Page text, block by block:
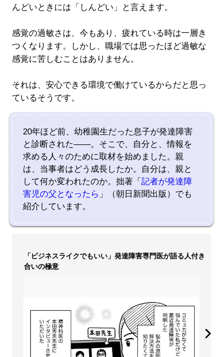
んどいときには「しんどい」と言えます。
感覚の過敏さは、今もあり、疲れている時は一層き
つくなります。しかし、職場では思ったほど過敏な
感覚に苦しむことはありません。
それは、安心できる環境で働けているからだと思っ
ているそうです。
20年ほど前、幼稚園生だった息子が発達障害
と診断された――。そこで、自分と、情報を
求める人々のために取材を始めました。親
は、当事者はどう成長したか。自分は、親と
して何か変われたのか。拙著「 記者が発達障
害児の父となったら 」（朝日新聞出版）でも
紹介しています。
「ビジネスライクでもいい」発達障害専門医が語る人付き
合いの極意